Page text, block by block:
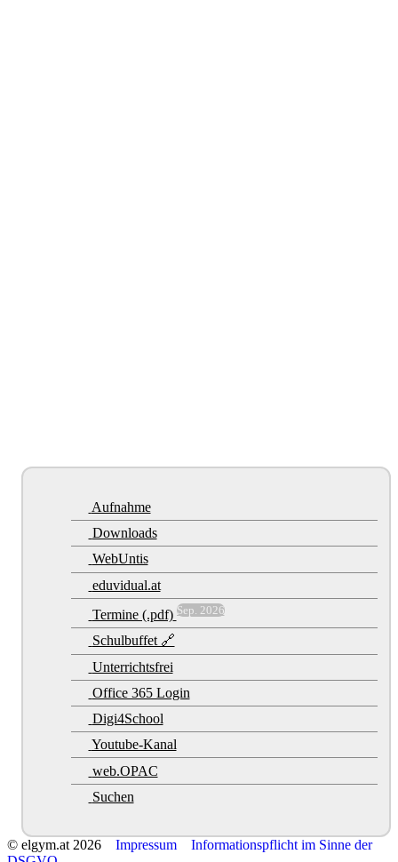
Aufnahme
Downloads
WebUntis
eduvidual.at
Termine (.pdf) Sep. 2026
Schulbuffet 🔗
Unterrichtsfrei
Office 365 Login
Digi4School
Youtube-Kanal
web.OPAC
Suchen
© elgym.at 2026 Impressum
Informationspflicht im Sinne der